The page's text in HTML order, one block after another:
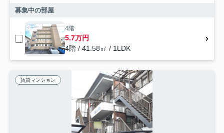
募集中の部屋
4階
5.7万円
4階 / 41.58㎡ / 1LDK
賃貸マンション